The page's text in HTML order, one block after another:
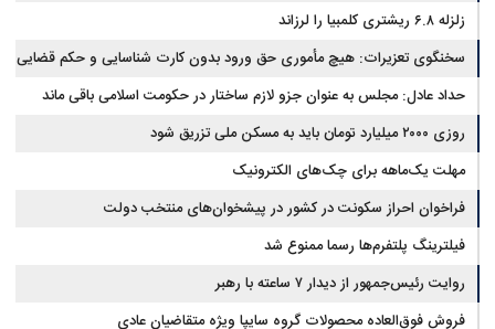
زلزله ۶.۸ ریشتری کلمبیا را لرزاند
سخنگوی تعزیرات: هیچ مأموری حق ورود بدون کارت شناسایی و حکم قضایی
ندارد
حداد عادل: مجلس به عنوان جزو لازم ساختار در حکومت اسلامی باقی ماند
روزی ۲۰۰۰ میلیارد تومان باید به مسکن ملی تزریق شود
مهلت یک‌ماهه برای چک‌های الکترونیک
فراخوان احراز سکونت در کشور در پیشخوان‌های منتخب دولت
فیلترینگ پلتفرم‌ها رسما ممنوع شد
روایت رئیس‌جمهور از دیدار ۷ ساعته با رهبر
فروش فوق‌العاده محصولات گروه سایپا ویژه متقاضیان عادی